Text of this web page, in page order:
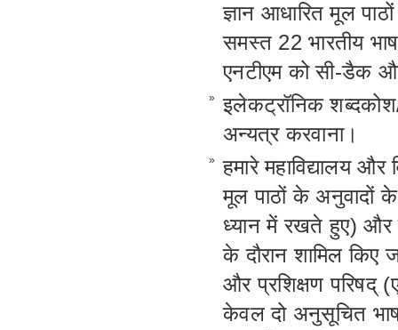
ज्ञान आधारित मूल
समस्त 22 भारतीय
एनटीएम को सी-डैक
»
इलेकट्रॉनिक शब्दकोश/
अन्यत्र करवाना।
»
हमारे महाविद्यालय
मूल पाठों के अनुवादों
ध्यान में रखते हुए) और
के दौरान शामिल किए
और प्रशिक्षण परिषद्
केवल दो अनुसूचित